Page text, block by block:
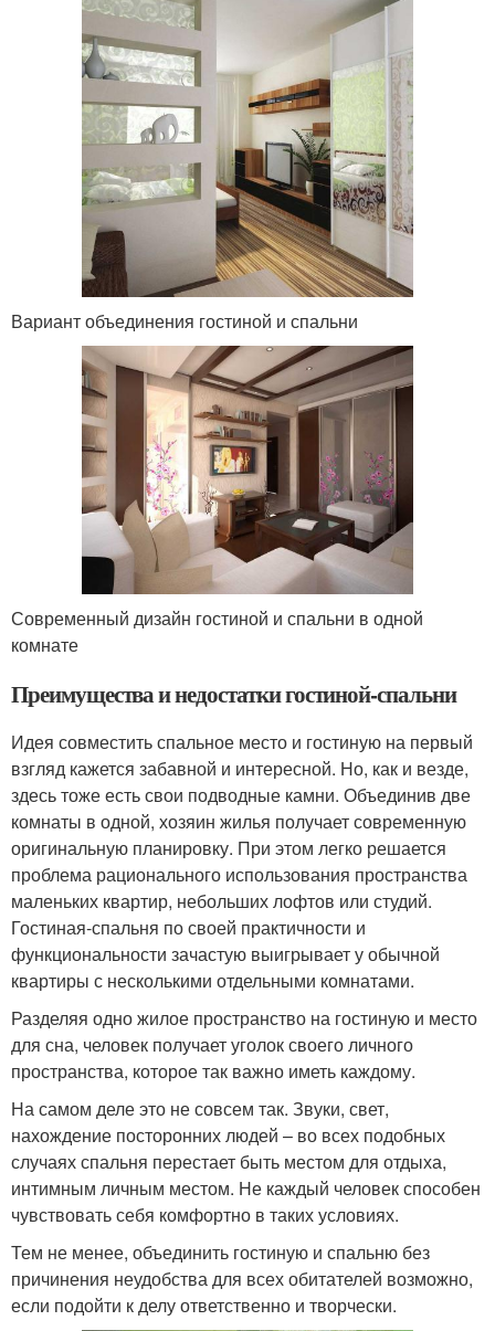
Вариант объединения гостиной и спальни
Современный дизайн гостиной и спальни в одной
комнате
Преимущества и недостатки гостиной-спальни
Идея совместить спальное место и гостиную на первый
взгляд кажется забавной и интересной. Но, как и везде,
здесь тоже есть свои подводные камни. Объединив две
комнаты в одной, хозяин жилья получает современную
оригинальную планировку. При этом легко решается
проблема рационального использования пространства
маленьких квартир, небольших лофтов или студий.
Гостиная-спальня по своей практичности и
функциональности зачастую выигрывает у обычной
квартиры с несколькими отдельными комнатами.
Разделяя одно жилое пространство на гостиную и место
для сна, человек получает уголок своего личного
пространства, которое так важно иметь каждому.
На самом деле это не совсем так. Звуки, свет,
нахождение посторонних людей – во всех подобных
случаях спальня перестает быть местом для отдыха,
интимным личным местом. Не каждый человек способен
чувствовать себя комфортно в таких условиях.
Тем не менее, объединить гостиную и спальню без
причинения неудобства для всех обитателей возможно,
если подойти к делу ответственно и творчески.